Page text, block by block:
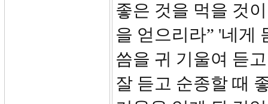
좋은 것을 먹을 것
을 얻으리라” '네게
씀을 귀 기울여 듣
잘 듣고 순종할 때